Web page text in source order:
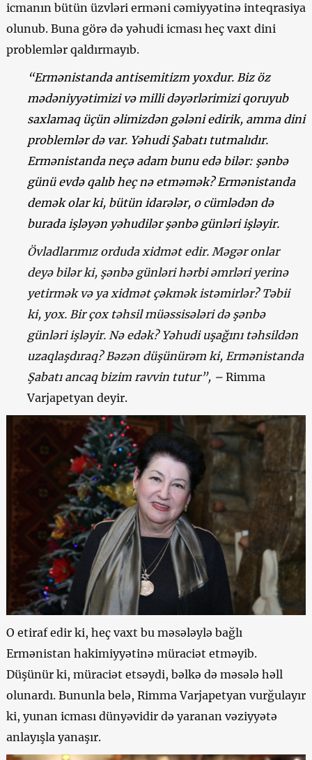
icmanın bütün üzvləri erməni cəmiyyətinə inteqrasiya
olunub. Buna görə də yəhudi icması heç vaxt dini
problemlər qaldırmayıb.
“Ermənistanda antisemitizm yoxdur. Biz öz
mədəniyyətimizi və milli dəyərlərimizi qoruyub
saxlamaq üçün əlimizdən gələni edirik, amma dini
problemlər də var. Yəhudi Şabatı tutmalıdır.
Ermənistanda neçə adam bunu edə bilər: şənbə
günü evdə qalıb heç nə etməmək? Ermənistanda
demək olar ki, bütün idarələr, o cümlədən də
burada işləyən yəhudilər şənbə günləri işləyir.
Övladlarımız orduda xidmət edir. Məgər onlar
deyə bilər ki, şənbə günləri hərbi əmrləri yerinə
yetirmək və ya xidmət çəkmək istəmirlər? Təbii
ki, yox. Bir çox təhsil müəssisələri də şənbə
günləri işləyir. Nə edək? Yəhudi uşağını təhsildən
uzaqlaşdıraq? Bəzən düşünürəm ki, Ermənistanda
Şabatı ancaq bizim ravvin tutur”, – Rimma
Varjapetyan deyir.
O etiraf edir ki, heç vaxt bu məsələylə bağlı
Ermənistan hakimiyyətinə müraciət etməyib.
Düşünür ki, müraciət etsəydi, bəlkə də məsələ həll
olunardı. Bununla belə, Rimma Varjapetyan vurğulayır
ki, yunan icması dünyəvidir də yaranan vəziyyətə
anlayışla yanaşır.